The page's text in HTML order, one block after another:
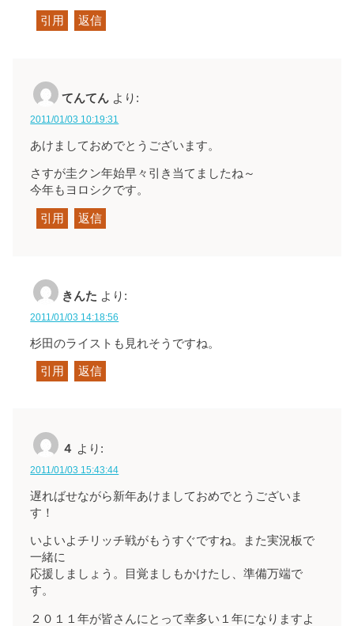
引用 返信
てんてん より:
2011/01/03 10:19:31
あけましておめでとうございます。
さすが圭クン年始早々引き当てましたね～
今年もヨロシクです。
引用 返信
きんた より:
2011/01/03 14:18:56
杉田のライストも見れそうですね。
引用 返信
４ より:
2011/01/03 15:43:44
遅ればせながら新年あけましておめでとうございま
す！
いよいよチリッチ戦がもうすぐですね。また実況板で
一緒に
応援しましょう。目覚ましもかけたし、準備万端で
す。
２０１１年が皆さんにとって幸多い１年になりますよ